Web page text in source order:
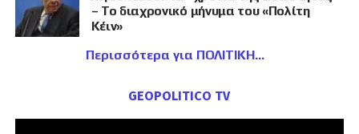
– Το διαχρονικό μήνυμα του «Πολίτη
Κέιν»
Περισσότερα για ΠΟΛΙΤΙΚΗ
GEOPOLITICO TV